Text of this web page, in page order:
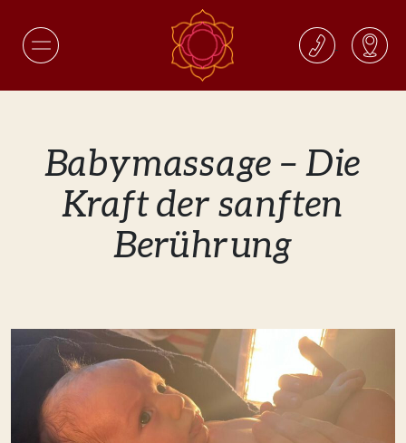
Babymassage – Die
Kraft der sanften
Berührung